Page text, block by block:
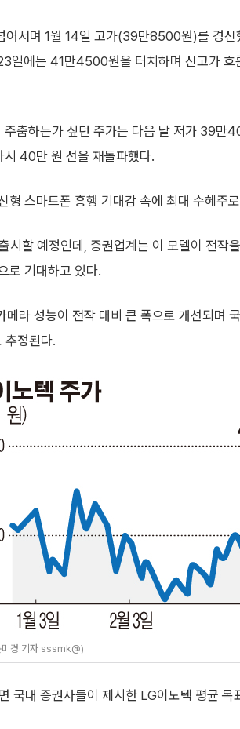
어서며 1월 14일 고가(39만8500원)를 경신
일에는 41만4500원을 터치하며 신고가 흐
춤하는가 싶던 주가는 다음 날 저가 39만
40만 원 선을 재돌파했다.
형 스마트폰 흥행 기대감 속에 최대 수혜주
시할 예정인데, 증권업계는 이 모델이 전작
로 기대하고 있다.
라 성능이 전작 대비 큰 폭으로 개선되며
추정된다.
미경 기자 sssmk@)
국내 증권사들이 제시한 LG이노텍 평균